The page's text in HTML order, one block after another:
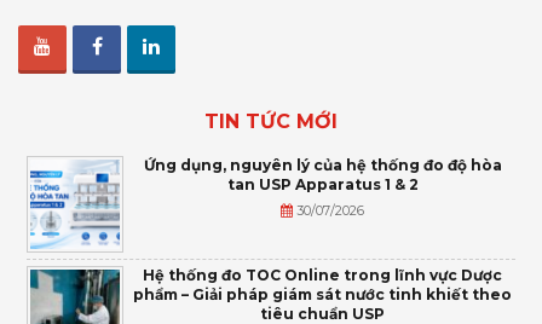
TIN TỨC MỚI
Ứng dụng, nguyên lý của hệ thống đo độ hòa
tan USP Apparatus 1 & 2
30/07/2026
Hệ thống đo TOC Online trong lĩnh vực Dược
phẩm – Giải pháp giám sát nước tinh khiết theo
tiêu chuẩn USP